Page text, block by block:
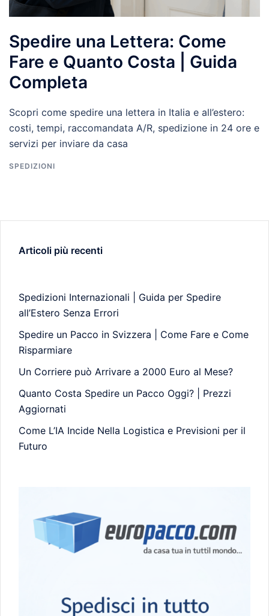
Spedire una Lettera: Come
Fare e Quanto Costa | Guida
Completa
Scopri come spedire una lettera in Italia e all’estero:
costi, tempi, raccomandata A/R, spedizione in 24 ore e
servizi per inviare da casa
SPEDIZIONI
Articoli più recenti
Spedizioni Internazionali | Guida per Spedire
all’Estero Senza Errori
Spedire un Pacco in Svizzera | Come Fare e Come
Risparmiare
Un Corriere può Arrivare a 2000 Euro al Mese?
Quanto Costa Spedire un Pacco Oggi? | Prezzi
Aggiornati
Come L’IA Incide Nella Logistica e Previsioni per il
Futuro